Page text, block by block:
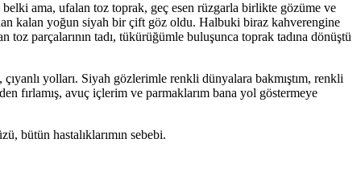
ama, ufalan toz toprak, geç esen rüzgarla birlikte gözüme ve
kalan yoğun siyah bir çift göz oldu. Halbuki biraz kahverengine
parçalarının tadı, tükürüğümle buluşunca toprak tadına dönüştü
yolları. Siyah gözlerimle renkli dünyalara bakmıştım, renkli
fırlamış, avuç içlerim ve parmaklarım bana yol göstermeye
bütün hastalıklarımın sebebi.